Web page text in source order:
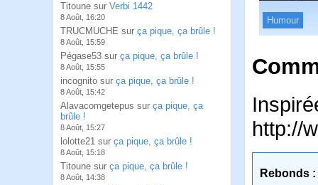
Titoune sur Verbi 1442
8 Août, 16:20
TRUCMUCHE sur ça pique, ça brûle !
8 Août, 15:59
Pégase53 sur ça pique, ça brûle !
8 Août, 15:55
incognito sur ça pique, ça brûle !
8 Août, 15:42
Alavacomgetepus sur ça pique, ça
brûle !
8 Août, 15:27
lolotte21 sur ça pique, ça brûle !
8 Août, 15:18
Titoune sur ça pique, ça brûle !
8 Août, 14:38
Humour
http://
Rebonds :